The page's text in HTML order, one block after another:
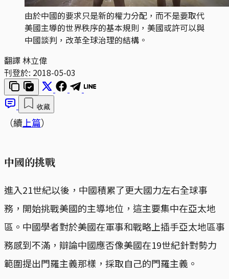
由於中國的要求只是新的權力分配，而不是要取代
美國主導的世界秩序的基本規則，美國或許可以與
中國談判，改革全球治理的結構。
翻譯 林立偉
刊登於: 2018-05-03
收藏
（續 上篇）
中國的挑戰
進入21世紀以後，中國積累了更大國力左右全球事
務，開始挑戰美國的主導地位，這主要集中在亞太地
區。中國學者對於美國在軍事和戰略上插手亞太地區事
務感到不滿，辯論中國應否像美國在19世紀針對勢力
範圍提出門羅主義那樣，採取自己的門羅主義。